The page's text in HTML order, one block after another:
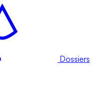
Dossiers